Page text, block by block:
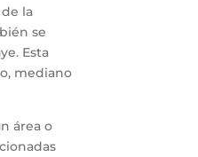
la
se
Esta
mediano
área o